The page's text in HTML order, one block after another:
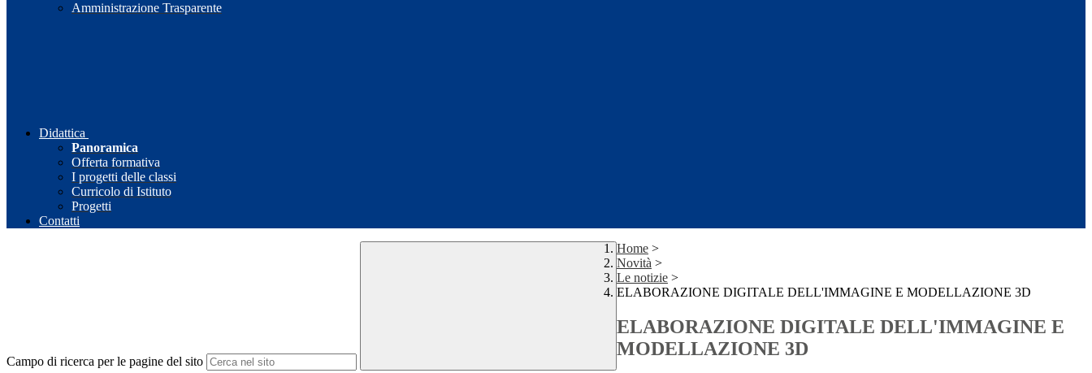
Amministrazione Trasparente
Didattica
Panoramica
Offerta formativa
I progetti delle classi
Curricolo di Istituto
Progetti
Contatti
Campo di ricerca per le pagine del sito
Home >
Novità >
Le notizie >
ELABORAZIONE DIGITALE DELL'IMMAGINE E MODELLAZIONE 3D
ELABORAZIONE DIGITALE DELL'IMMAGINE E
MODELLAZIONE 3D